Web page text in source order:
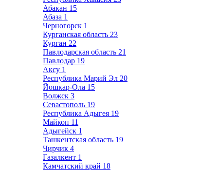
Абакан 15
Абаза 1
Черногорск 1
Курганская область 23
Курган 22
Павлодарская область 21
Павлодар 19
Аксу 1
Республика Марий Эл 20
Йошкар-Ола 15
Волжск 3
Севастополь 19
Республика Адыгея 19
Майкоп 11
Адыгейск 1
Ташкентская область 19
Чирчик 4
Газалкент 1
Камчатский край 18